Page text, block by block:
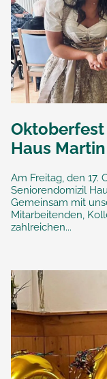
Haus Martin
Am Freitag, den 17.
Seniorendomizil
Gemeinsam mit
Mitarbeitenden,
zahlreichen...